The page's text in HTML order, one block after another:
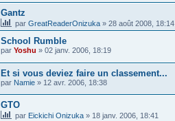
Gantz
par GreatReaderOnizuka » 28 août 2008, 18:14
School Rumble
par Yoshu » 02 janv. 2006, 18:19
Et si vous deviez faire un classement...
par Namie » 12 avr. 2006, 18:38
GTO
par Eickichi Onizuka » 18 janv. 2006, 18:41